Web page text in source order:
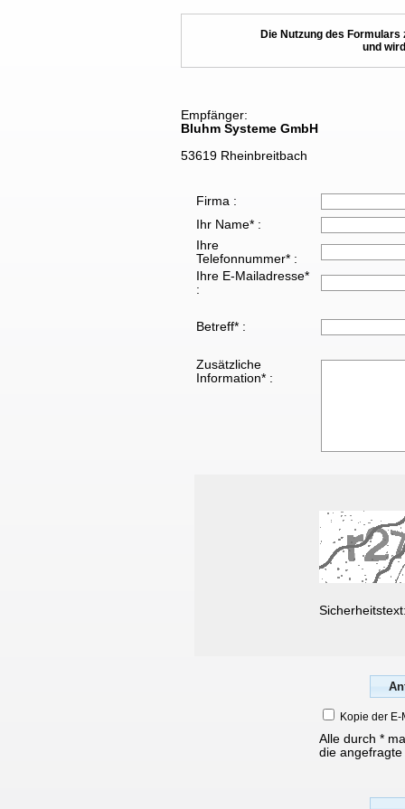
Die Nutzung des
und
Empfänger:
Bluhm Systeme GmbH
53619 Rheinbreitbach
Firma :
Ihr Name* :
Ihre
Telefonnummer* :
Ihre E-Mailadresse*
:
Betreff* :
Zusätzliche
Information* :
Kopie der
Alle durch *
die